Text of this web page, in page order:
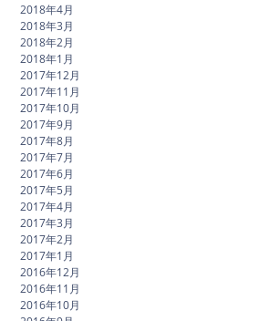
2018年4月
2018年3月
2018年2月
2018年1月
2017年12月
2017年11月
2017年10月
2017年9月
2017年8月
2017年7月
2017年6月
2017年5月
2017年4月
2017年3月
2017年2月
2017年1月
2016年12月
2016年11月
2016年10月